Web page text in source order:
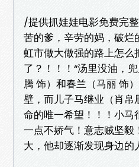
/提供抓娃娃电影免费完
苦的爹，辛劳的妈，破
虹市做大做强的路上怎么
了？！！！“汤里没油，
腾 饰）和春兰（马丽 饰
壁，而儿子马继业（肖帛
命的唯一希望！！！小马
一点不娇气！意志贼坚毅
大，他却逐渐发现身边的